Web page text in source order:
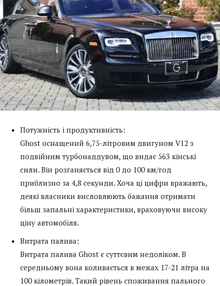
Потужність і продуктивність:
Ghost оснащений 6,75-літровим двигуном V12 з
подвійним турбонаддувом, що видає 563 кінські
сили. Він розганяється від 0 до 100 км/год
приблизно за 4,8 секунди. Хоча ці цифри вражають,
деякі власники висловлюють бажання отримати
більш запальні характеристики, враховуючи високу
ціну автомобіля.
Витрата палива:
Витрата палива Ghost є суттєвим недоліком. В
середньому вона коливається в межах 17-21 літра на
100 кілометрів. Такий рівень споживання пального